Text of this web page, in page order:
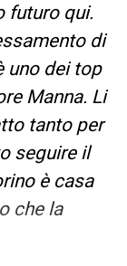
futuro qui.
di
uno dei top
Manna. Li
tanto per
seguire il
è casa
che la